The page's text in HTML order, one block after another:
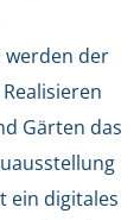
werden der
Gärten das
ein digitales